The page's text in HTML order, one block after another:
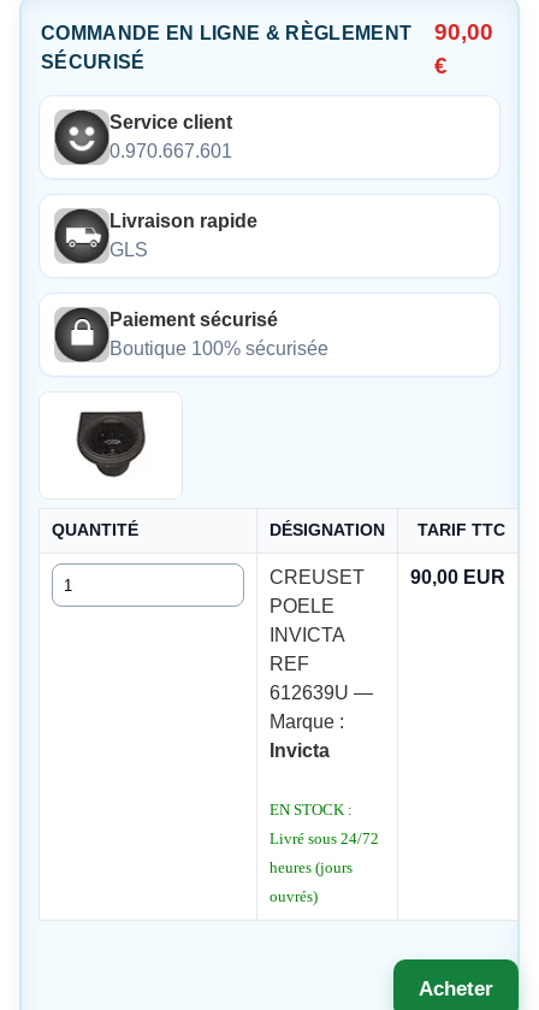
COMMANDE EN LIGNE & RÈGLEMENT
SÉCURISÉ
90,00
€
Service client
0.970.667.601
Livraison rapide
GLS
Paiement sécurisé
Boutique 100% sécurisée
QUANTITÉ DÉSIGNATION TARIF TTC
Quantité
CREUSET
POELE
INVICTA
REF
612639U —
Marque :
Invicta
EN STOCK :
Livré sous 24/72
heures (jours
ouvrés)
90,00 EUR
Acheter